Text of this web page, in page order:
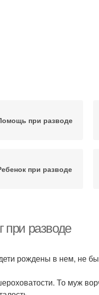
при разводе
при разводе
при разводе
рождены в нем, не
То муж